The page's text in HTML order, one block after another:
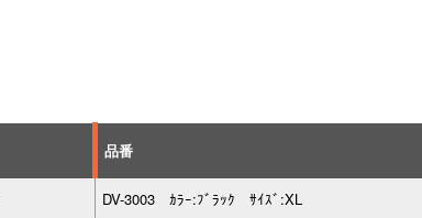
品番
DV-3003 ｶﾗｰ:ﾌﾞﾗｯｸ ｻｲｽﾞ:XL